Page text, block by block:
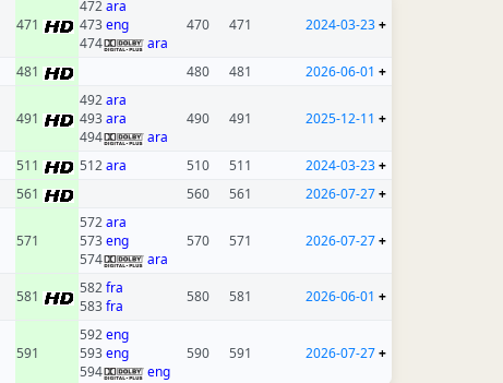
471
472ara
473eng
474
ara
470 471 2024-03-23+
481 480 481 2026-06-01 +
491
492ara
493ara
494
ara
490 491 2025-12-11 +
511 512ara 510 511 2024-03-23+
561 560 561 2026-07-27+
571
572ara
573eng
574
ara
570 571 2026-07-27+
581 582fra
583fra
580 581 2026-06-01 +
591
592eng
593eng
594
eng
590 591 2026-07-27+